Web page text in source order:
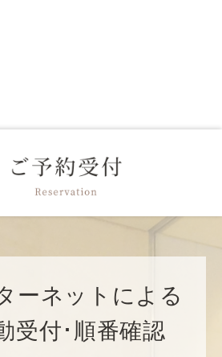
ーネットによる
受付･順番確認